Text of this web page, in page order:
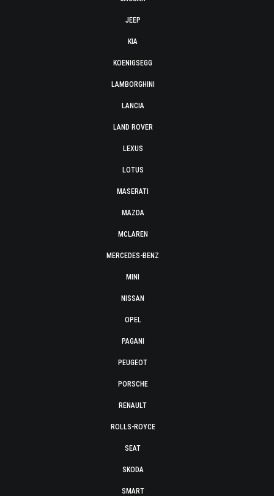
JEEP
KIA
KOENIGSEGG
LAMBORGHINI
LANCIA
LAND ROVER
LEXUS
LOTUS
MASERATI
MAZDA
MCLAREN
MERCEDES-BENZ
MINI
NISSAN
OPEL
PAGANI
PEUGEOT
PORSCHE
RENAULT
ROLLS-ROYCE
SEAT
SKODA
SMART